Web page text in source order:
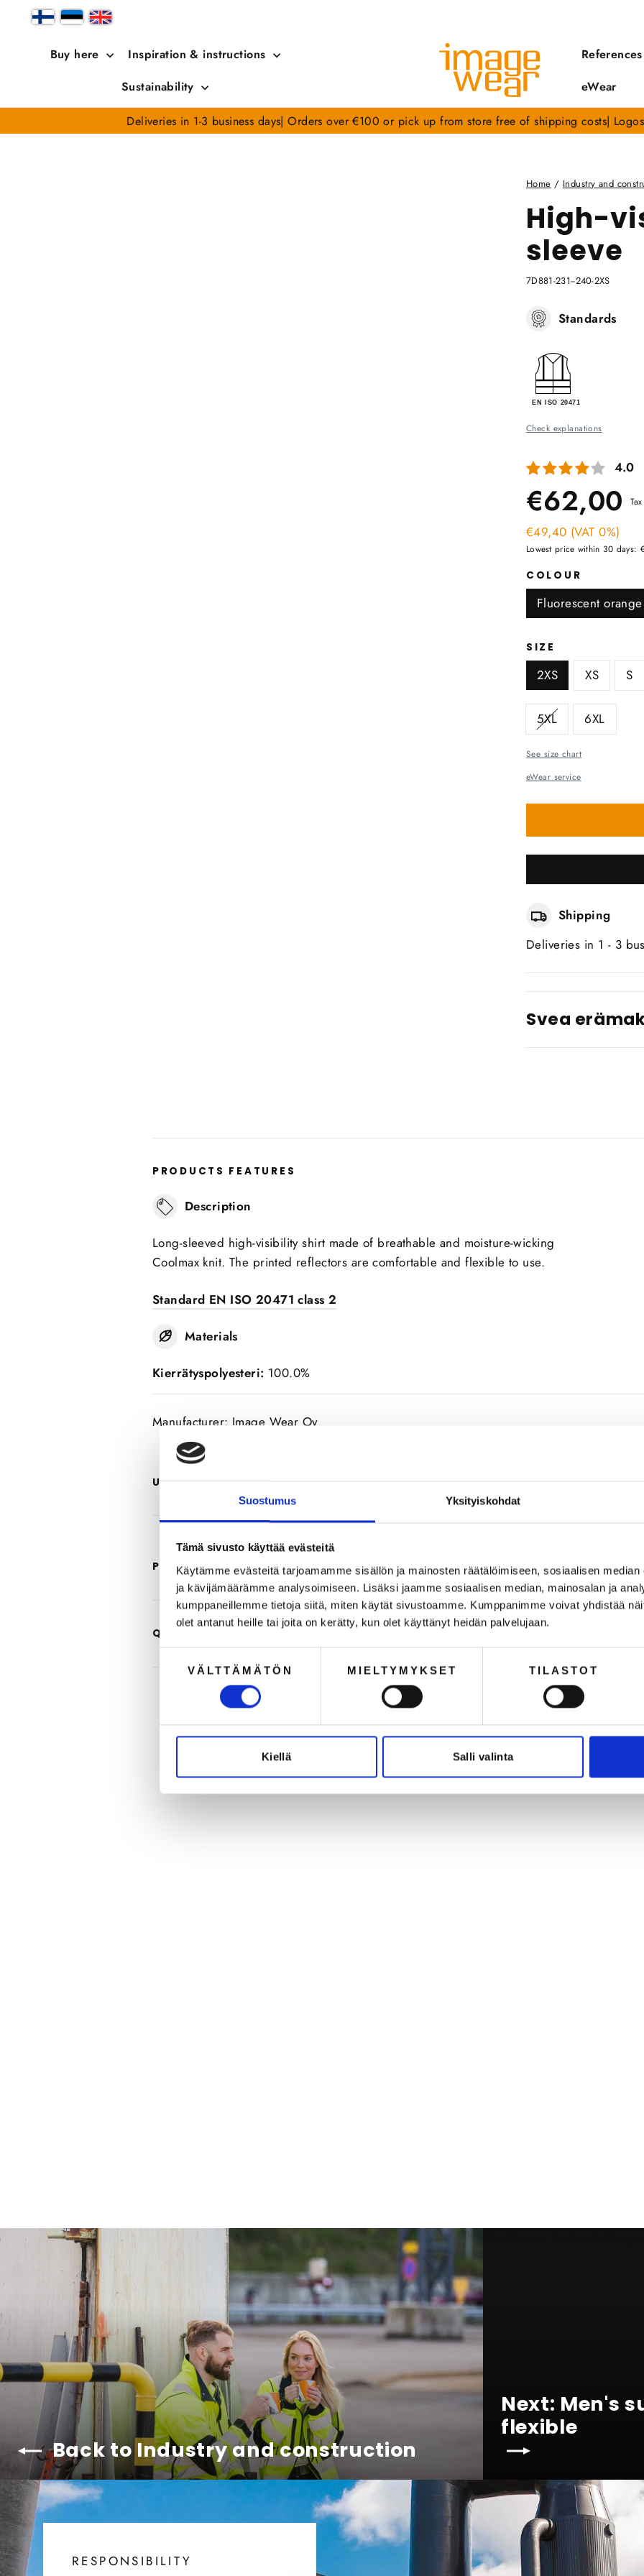
Suostumus Yksityiskohdat
Tämä sivusto käyttää evästeitä
Käytämme evästeitä tarjoamamme sisällön ja mainosten räätälöimiseen, sosiaalisen
ja kävijämäärämme analysoimiseen. Lisäksi jaamme sosiaalisen median, mainosalan ja
kumppaneillemme tietoja siitä, miten käytät sivustoamme. Kumppanimme voivat yhdistää
olet antanut heille tai joita on kerätty, kun olet käyttänyt heidän palvelujaan.
valintaVÄLTTÄMÄTÖN MIELTYMYKSET TILASTOT
Kiellä Salli valinta
Buy here
Inspiration & instructions
Sustainability
References
eWear
Deliveries in 1-3 business days| Orders over €100 or pick up from store free of shipping costs|
Home / Industry and
High-
sleeve
7D881-231--240-2XS
Standards
Check explanations
4.0
€62,00
€49,40 (VAT 0%)
Lowest price within 30 days:
COLOUR
Fluorescent orange
SIZE
2XS XS S
5XL 6XL
See size chart
eWear service
Shipping
Deliveries in 1 - 3
Svea
PRODUCTS FEATURES
Description
Long-sleeved high-visibility shirt made of breathable and moisture-wicking
Coolmax knit. The printed reflectors are comfortable and flexible to use.
Standard EN ISO 20471 class 2
Materials
Kierrätyspolyesteri: 100.0%
Manufacturer: Image Wear Oy
USAGE AND CARE INSTRUCTIONS
PRODUCT REVIEWS
QUESTIONS
We recommend
Back to Industry and construction
Next: Men's
flexible
RESPONSIBILITY